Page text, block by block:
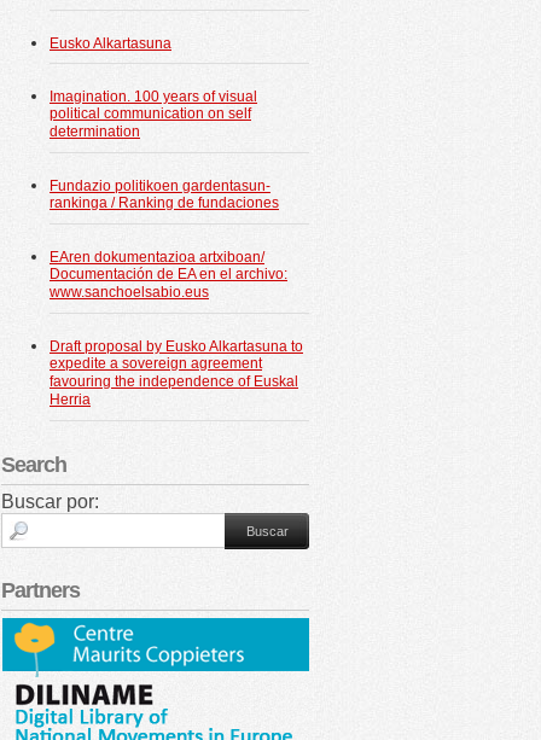
Eusko Alkartasuna
Imagination. 100 years of visual
political communication on self
determination
Fundazio politikoen gardentasun-
rankinga / Ranking de fundaciones
EAren dokumentazioa artxiboan/
Documentación de EA en el archivo:
www.sanchoelsabio.eus
Draft proposal by Eusko Alkartasuna to
expedite a sovereign agreement
favouring the independence of Euskal
Herria
Search
Buscar por:
Partners